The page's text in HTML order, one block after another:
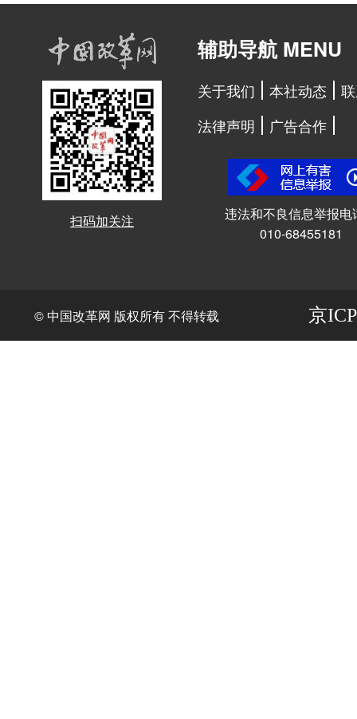
扫码加关注
辅助导航 MENU
关于我们 本社动态
法律声明
广告合作
违法和不良信息举报电
010-68455181
© 中国改革网 版权所有 不得转载 京